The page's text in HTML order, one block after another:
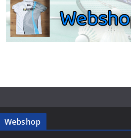
Webshop